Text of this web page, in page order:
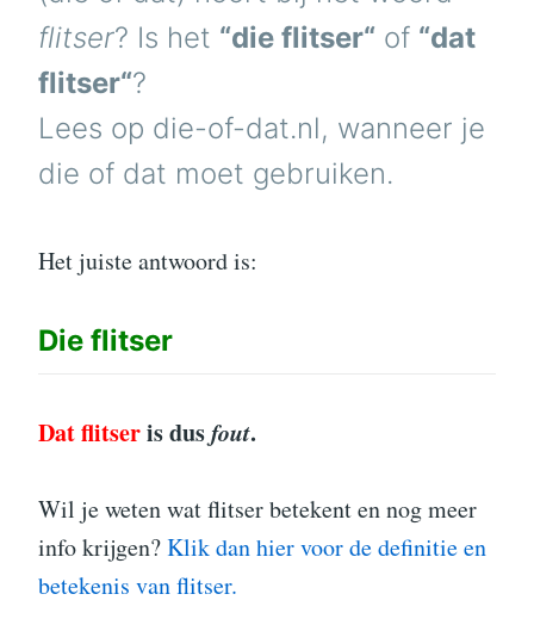
flitser? Is het “die flitser“ of “dat
flitser“?
Lees op die-of-dat.nl, wanneer je
die of dat moet gebruiken.
Het juiste antwoord is:
Die flitser
Dat flitseris dusfout.
Wil je weten wat flitser betekent en nog meer
info krijgen?Klik dan hier voor de definitie en
betekenis van flitser.